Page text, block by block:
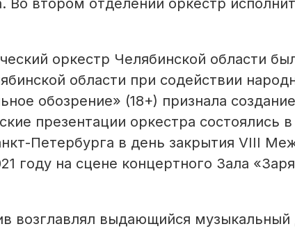
Во втором отделении оркестр
оркестр Челябинской области
области при содействии
обозрение» (18+) признала
презентации оркестра состоялись
Петербурга в день закрытия VIII
году на сцене концертного Зала
возглавлял выдающийся